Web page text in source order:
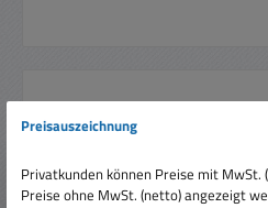
Produktgalerie überspringen
Ähnliche Artikel
Preisauszeichnung
Privatkunden können Preise mit MwSt.
Preise ohne MwSt. (netto) angezeigt